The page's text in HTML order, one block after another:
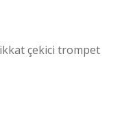
çekici trompet